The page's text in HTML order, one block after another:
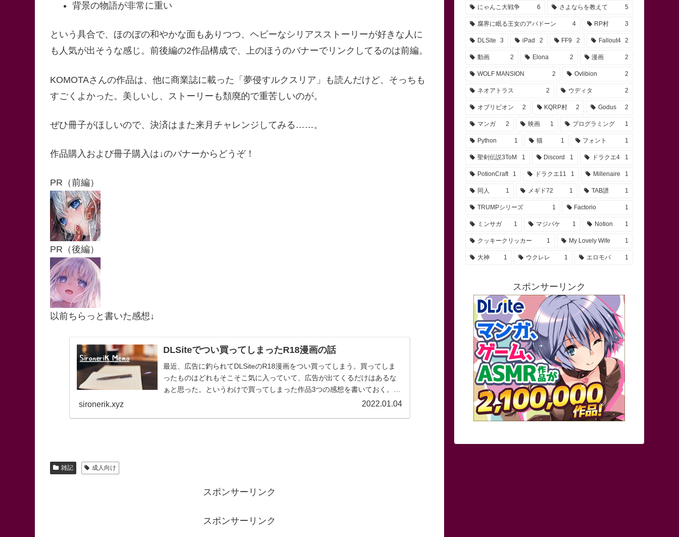
背景の物語が非常に重い
という具合で、ほのぼの和やかな面もありつつ、ヘビーなシリアスストーリーが好きな人に
も人気が出そうな感じ。前後編の2作品構成で、上のほうのバナーでリンクしてるのは前編。
KOMOTAさんの作品は、他に商業誌に載った「夢侵すルクスリア」も読んだけど、そっちも
すごくよかった。美しいし、ストーリーも頽廃的で重苦しいのが。
ぜひ冊子がほしいので、決済はまた来月チャレンジしてみる……。
作品購入および冊子購入は↓のバナーからどうぞ！
PR（前編）
PR（後編）
以前ちらっと書いた感想↓
DLSiteでつい買ってしまったR18漫画の話
最近、広告に釣られてDLSiteのR18漫画をつい買ってしまう。買ってしま
ったものはどれもそこそこ気に入っていて、広告が出てくるだけはあるな
ぁと思った。というわけで買ってしまった作品3つの感想を書いておく。
sironerik.xyz 2022.01.04
雑記 成人向け
スポンサーリンク
スポンサーリンク
にゃんこ大戦争 6 さよならを教えて 5
腐界に眠る王女のアバドーン 4 RP村 3
DLSite 3 iPad 2 FF9 2 Fallout4 2
動画 2 Elona 2 漫画 2
WOLF MANSION 2 Ovlibion 2
ネオアトラス 2 ウディタ 2
オブリビオン 2 KQRP村 2 Godus 2
マンガ 2 映画 1 プログラミング 1
Python 1 猫 1 フォント 1
聖剣伝説3ToM 1 Discord 1 ドラクエ4 1
PotionCraft 1 ドラクエ11 1 Millenaire 1
同人 1 メギド72 1 TAB譜 1
TRUMPシリーズ 1 Factorio 1
ミンサガ 1 マジバケ 1 Notion 1
クッキークリッカー 1 My Lovely Wife 1
大神 1 ウクレレ 1 エロモバ 1
スポンサーリンク